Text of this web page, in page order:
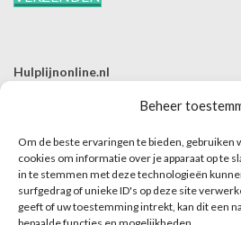
Beheer
Om de beste ervaringen te bieden, gebruiken
cookies om informatie over je apparaat op te
in te stemmen met deze technologieën
surfgedrag of unieke ID's op deze site
geeft of uw toestemming intrekt, kan dit een
Hulplijnonline.nl
E | info@hulplijnonline.nl
Contactformulier
Over Hulplijnonline.nl
Het team van Hulplijnonline.nl